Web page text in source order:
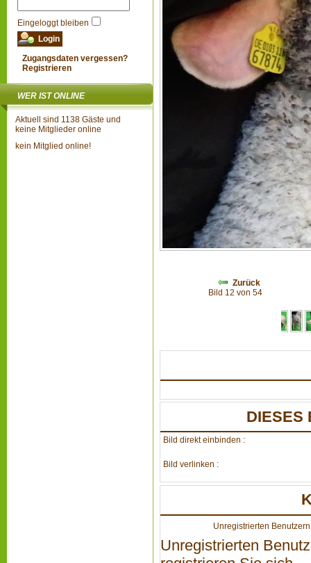
Eingeloggt bleiben
Zugangsdaten vergessen?
Registrieren
WER IST ONLINE
Aktuell sind 1138 Gäste und
keine Mitglieder online
kein Mitglied online!
Zurück
Bild 12 von 54
DIESES
Bild direkt einbinden :
Bild verlinken :
Unregistrierten
Unregistrierten